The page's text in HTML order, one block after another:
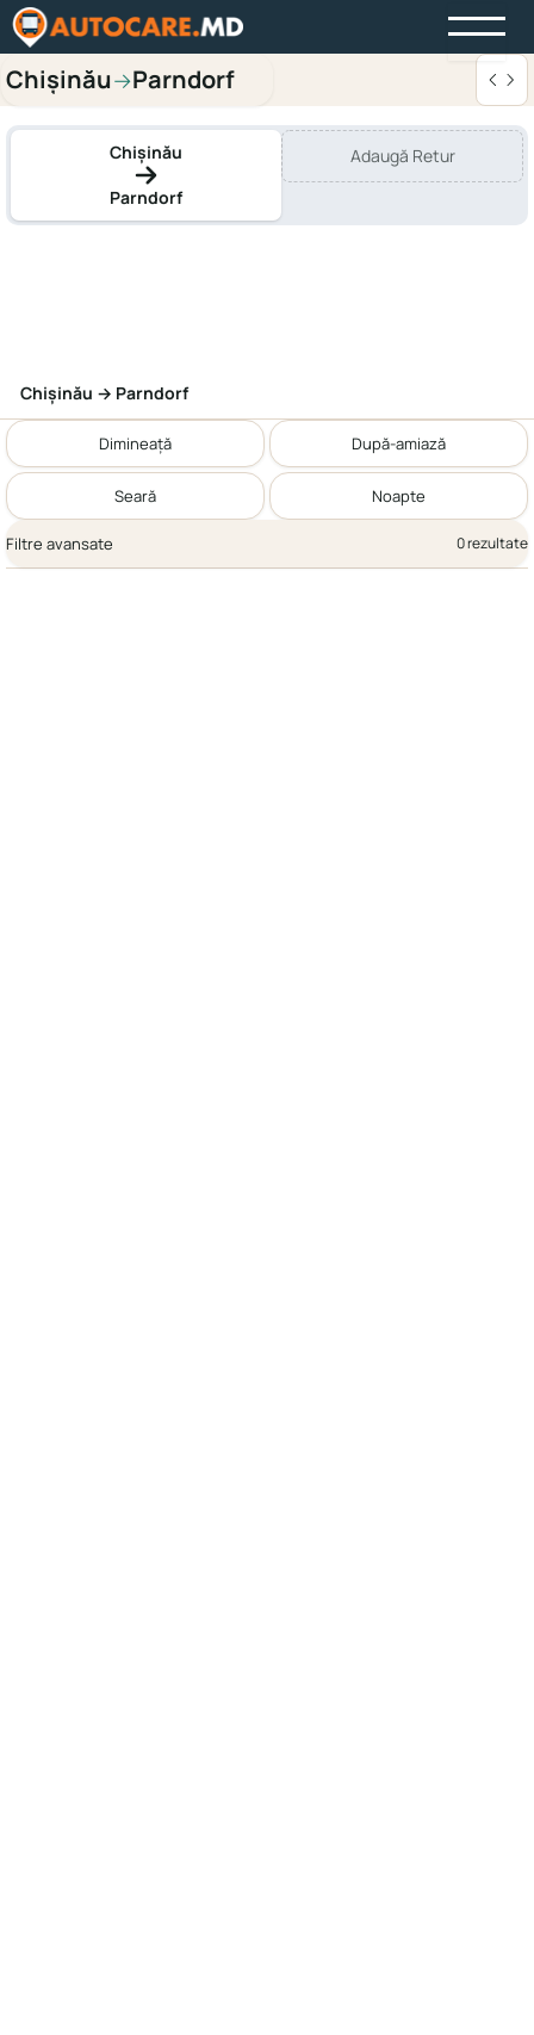
Chișinău→Parndorf
Chișinău
Parndorf
Adaugă Retur
Chișinău → Parndorf
Dimineață După-amiază
Seară Noapte
Filtre avansate 0 rezultate